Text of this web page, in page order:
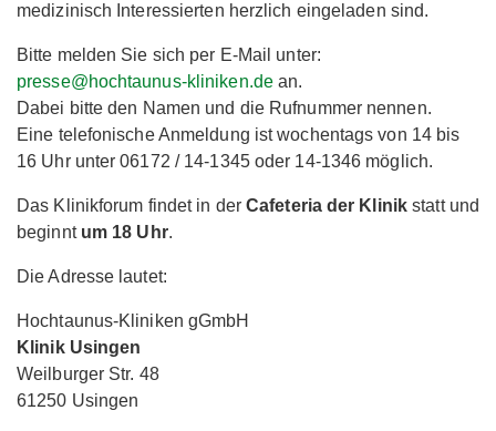
medizinisch Interessierten herzlich eingeladen sind.
Bitte melden Sie sich per E-Mail unter:
presse@hochtaunus-kliniken.dean.
Dabei bitte den Namen und die Rufnummer nennen.
Eine telefonische Anmeldung ist wochentags von 14 bis
16 Uhr unter 06172 / 14-1345 oder 14-1346 möglich.
Das Klinikforum findet in der Cafeteria der Klinik statt und
beginnt um 18 Uhr.
Die Adresse lautet:
Hochtaunus-Kliniken gGmbH
Klinik Usingen
Weilburger Str. 48
61250 Usingen